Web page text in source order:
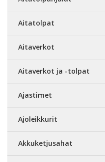
Aitatolpat
Aitaverkot
Aitaverkot ja -tolpat
Ajastimet
Ajoleikkurit
Akkuketjusahat